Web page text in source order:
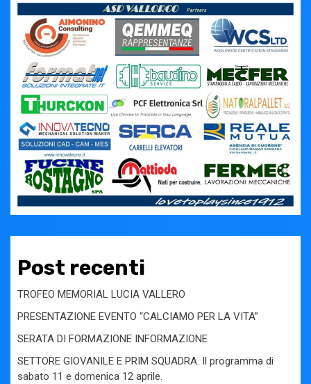
Post recenti
TROFEO MEMORIAL LUCIA VALLERO
PRESENTAZIONE EVENTO “CALCIAMO PER LA VITA”
SERATA DI FORMAZIONE INFORMAZIONE
SETTORE GIOVANILE E PRIM SQUADRA. Il programma di
sabato 11 e domenica 12 aprile.